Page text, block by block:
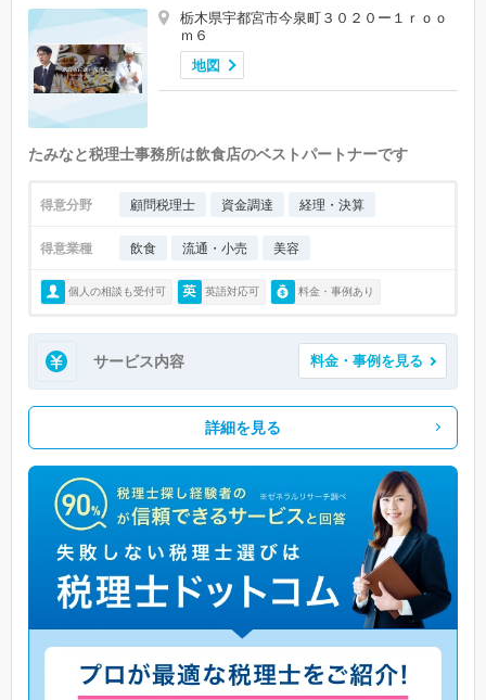
栃木県宇都宮市今泉町３０２０ー１ｒｏｏ
ｍ６
地図
たみなと税理士事務所は飲食店のベストパートナーです
得意分野 顧問税理士 資金調達 経理・決算
得意業種 飲食 流通・小売 美容
個人の相談も受付可 英語対応可 料金・事例あり
サービス内容 料金・事例を見る
詳細を見る